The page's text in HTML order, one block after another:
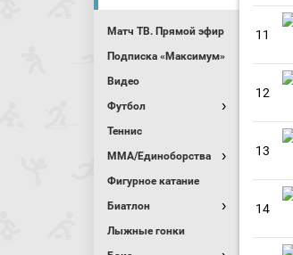
Матч ТВ. Прямой эфир
Подписка «Максимум»
Видео
Футбол
Теннис
MMA/Единоборства
Фигурное катание
Биатлон
Лыжные гонки
11
12
13
14